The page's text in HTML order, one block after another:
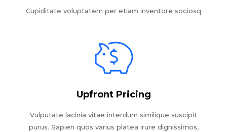
Cupiditate voluptatem per etiam inventore sociosq
Upfront Pricing
Vulputate lacinia vitae interdum similique suscipit
purus. Sapien quos varius platea irure dignissimos,